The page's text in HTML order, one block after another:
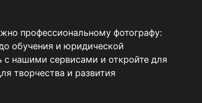
профессиональному фотографу:
обучения и юридической
с нашими сервисами и откройте для
творчества и развития